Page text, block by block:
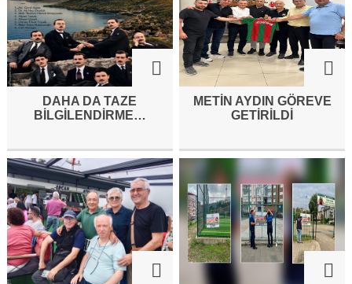
DAHA DA TAZE
BİLGİLENDİRME…
METİN AYDIN GÖREVE
GETİRİLDİ